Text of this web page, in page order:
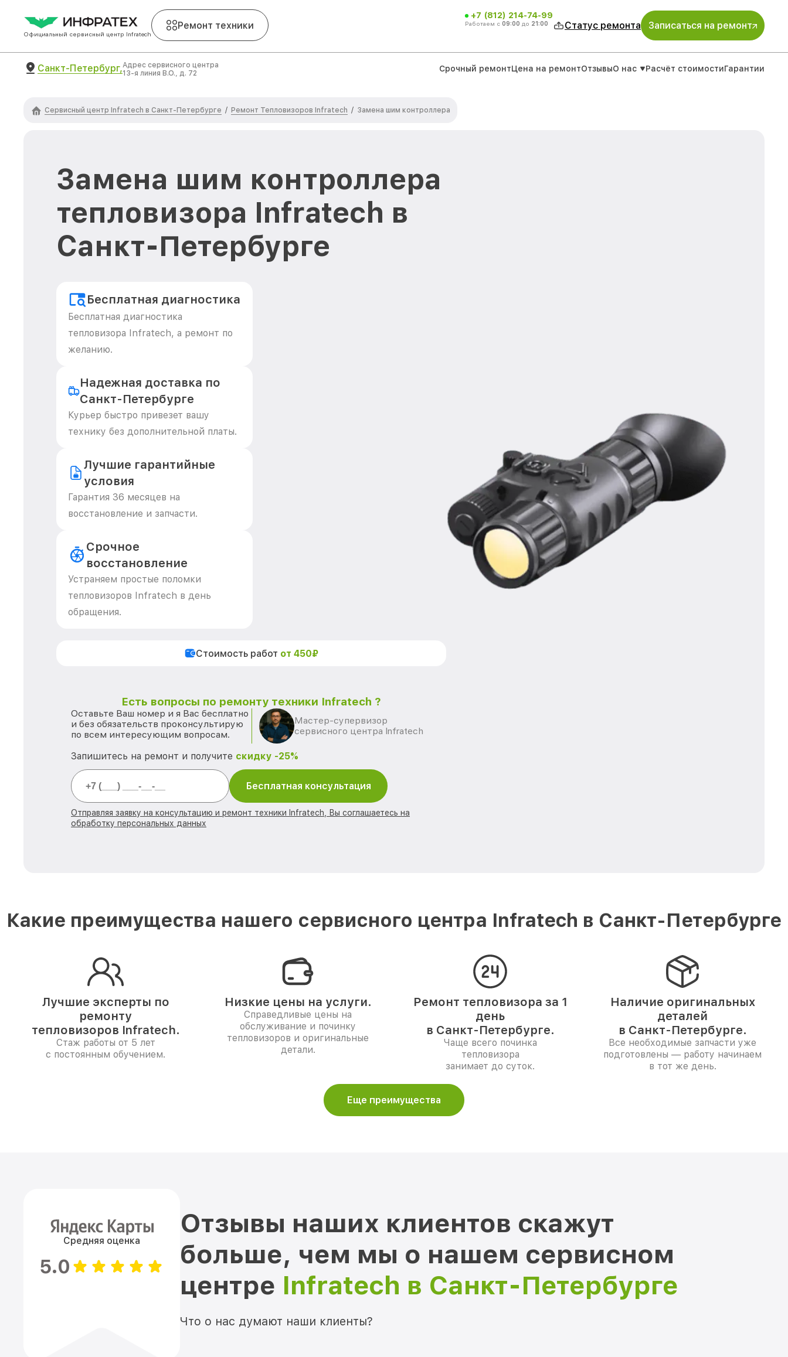
Официальный сервисный центр Infratech
Ремонт техники
+7 (812) 214-74-99
Работаем с 09:00 до 21:00 Статус ремонта Записаться на ремонт
Санкт-Петербург,Адрес сервисного центра
13-я линия В.О., д. 72
Срочный ремонтЦена на ремонтОтзывыО нас Расчёт стоимостиГарантии
Сервисный центр Infratech в Санкт-Петербурге / Ремонт Тепловизоров Infratech / Замена шим контроллера
Замена шим контроллера
тепловизора Infratech в
Санкт-Петербурге
Бесплатная диагностика
Бесплатная диагностика
тепловизора Infratech, а ремонт по
желанию.
Надежная доставка по
Санкт-Петербурге
Курьер быстро привезет вашу
технику без дополнительной платы.
Лучшие гарантийные
условия
Гарантия 36 месяцев на
восстановление и запчасти.
Срочное
восстановление
Устраняем простые поломки
тепловизоров Infratech в день
обращения.
Стоимость работ от 450₽
Есть вопросы по ремонту техники Infratech ?
Оставьте Ваш номер и я Вас бесплатно
и без обязательств проконсультирую
по всем интересующим вопросам.
Мастер-супервизор
сервисного центра Infratech
Запишитесь на ремонт и получите скидку -25%
Бесплатная консультация
Отправляя заявку на консультацию и ремонт техники Infratech, Вы соглашаетесь на
обработку персональных данных
Какие преимущества нашего сервисного центра Infratech в Санкт-Петербурге
Лучшие эксперты по
ремонту
тепловизоров Infratech.
Стаж работы от 5 лет
с постоянным обучением.
Низкие цены на услуги.
Справедливые цены на
обслуживание и починку
тепловизоров и оригинальные
детали.
Ремонт тепловизора за 1
день
в Санкт-Петербурге.
Чаще всего починка
тепловизора
занимает до суток.
Наличие оригинальных
деталей
в Санкт-Петербурге.
Все необходимые запчасти уже
подготовлены — работу начинаем
в тот же день.
Еще преимущества
Средняя оценка
5.0
Отзывы наших клиентов скажут
больше, чем мы о нашем сервисном
центре Infratech в Санкт-Петербурге
Что о нас думают наши клиенты?